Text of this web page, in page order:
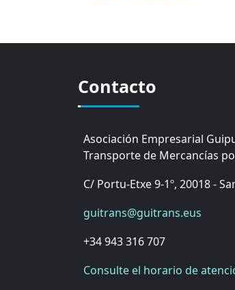
Contacto
Asociación Empresarial
Transporte de Mercancías
C/ Portu-Etxe 9-1º, 20018 -
guitrans@guitrans.eus
+34 943 316 707
Consulte el horario de